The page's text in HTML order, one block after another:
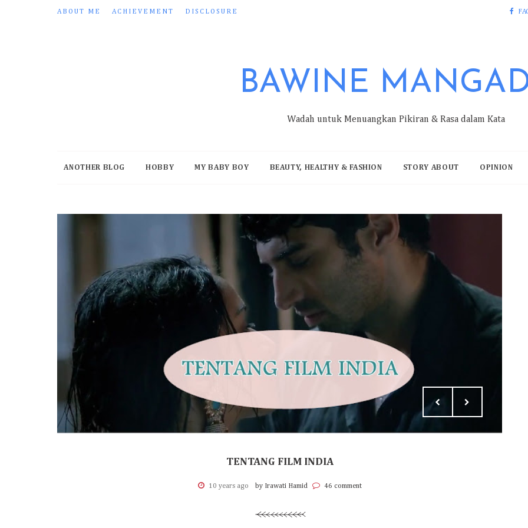
ABOUT ME ACHIEVEMENT DISCLOSURE
BAWINE
Wadah untuk Menuangkan Pikiran & Rasa dalam Kata
ANOTHER BLOG HOBBY MY BABY BOY BEAUTY, HEALTHY & FASHION STORY ABOUT OPINION
TENTANG FILM INDIA
10 years ago by Irawati Hamid 46 comment